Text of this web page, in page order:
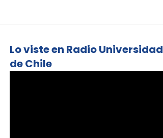
Lo viste en Radio Universidad
de Chile